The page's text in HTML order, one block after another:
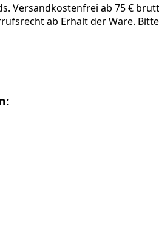
Versandkostenfrei ab 75 €
ab Erhalt der Ware.